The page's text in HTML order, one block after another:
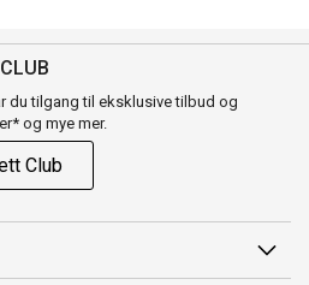
du tilgang til eksklusive tilbud og
og mye mer.
Club